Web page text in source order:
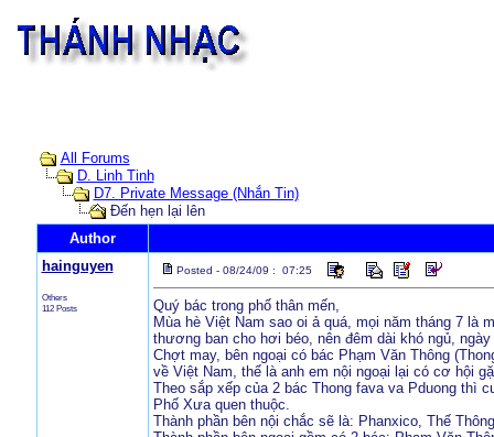
All Forums
D. Linh Tinh
D7. Private Message (Nhắn Tin)
Đến hẹn lại lên
Author
hainguyen
Others
112 Posts
Posted - 08/24/09 : 07:25
Quý bác trong phố thân mến,
Mùa hè Việt Nam sao oi ả quá, mọi năm tháng 7 là
thương ban cho hơi béo, nên đêm dài khó ngủ,
Chợt may, bên ngoại có bác Phạm Văn Thông
về Việt Nam, thế là anh em nội ngoại lại có cơ hội
Theo sắp xếp của 2 bác Thong fava va Pduong thì
Phố Xưa quen thuộc.
Thành phần bên nội chắc sẽ là: Phanxico, Thế